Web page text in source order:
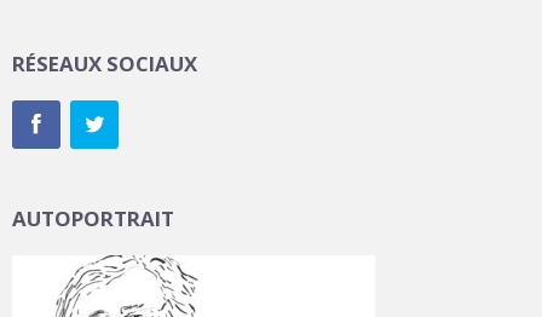
RÉSEAUX SOCIAUX
AUTOPORTRAIT